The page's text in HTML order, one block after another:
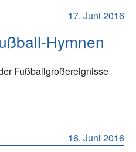
17. Juni 2016
Hymnen
Fußballgroßereignisse
16. Juni 2016